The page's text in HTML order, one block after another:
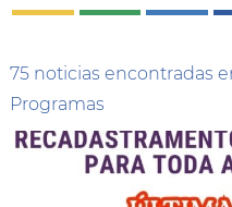
75 noticias encontradas
Programas